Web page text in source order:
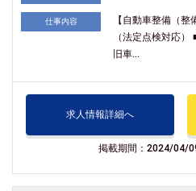
仕事内容
【自動車整備（
（法定点検対応）
旧車...
求人情報詳細へ
掲載期間：2024/04/